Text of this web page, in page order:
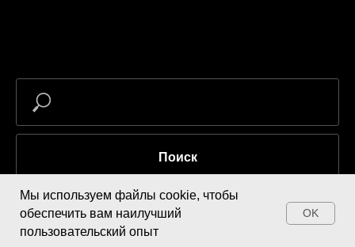
Купить
Поиск
Мы используем файлы cookie, чтобы
обеспечить вам наилучший
пользовательский опыт
OK